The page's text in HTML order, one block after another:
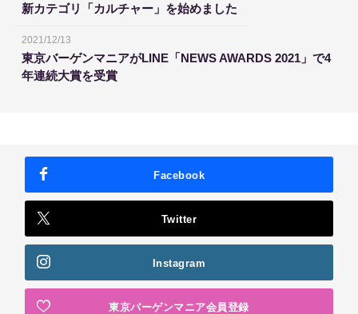
新カテゴリ「カルチャー」を始めました
2021/12/13
東京バーゲンマニアがLINE「NEWS AWARDS 2021」で4
年連続大賞を受賞
Facebook
Twitter
Instagram
東京バーゲンマニア会員登録